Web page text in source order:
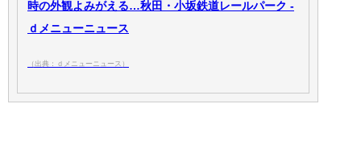
時の外観よみがえる…秋田・小坂鉄道レールパーク -
ｄメニューニュース
（出典：ｄメニューニュース）